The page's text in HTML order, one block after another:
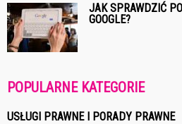
JAK SPRAWDZIĆ
GOOGLE?
POPULARNE KATEGORIE
USŁUGI PRAWNE I PORADY PRAWNE